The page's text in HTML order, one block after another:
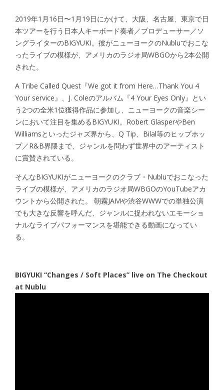
2019年1月16日〜1月19日にかけて、大阪、名古屋、東京で日
本ツアーを行う日本人キーボード奏者／プロデューサー／ソ
ングライターのBIGYUKI。彼がニューヨークのNubluでおこな
ったライブの模様が、アメリカのラジオ局WBGOから2本公開
された。
A Tribe Called Quest『We got it from Here…Thank You 4
Your service』、J. Coleのアルバム『4 Your Eyes Only』とい
う2つの全米1位獲得作品に参加し、ニューヨークの音楽シー
ンにおいて注目を集めるBIGYUKI。Robert GlasperやBen
Williamsといったジャズ界から、Q Tip、Bilal等のヒップホッ
プ／R&B界隈まで、ジャンルを問わず世界中のアーティスト
に賞賛されている。
そんなBIGYUKIがニューヨークのクラブ・Nubluでおこなった
ライブの模様が、アメリカのラジオ局WBGOのYouTubeアカ
ウントから公開された。 朝霧JAMや渋谷WWWでの単独公演
でも大きな反響を呼んだ、ジャンルに捉われないエモーショ
ナルなライブパフォーマンスを堪能できる動画になってい
る。
BIGYUKI “Changes / Soft Places” live on The Checkout
at Nublu